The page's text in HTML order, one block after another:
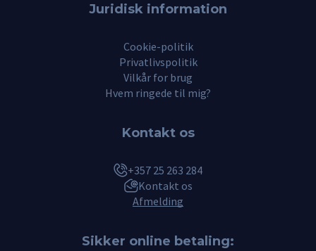
Juridisk information
Cookie-politik
Privatlivspolitik
Vilkår for brug
Hvem ringede til mig?
Kontakt os
+357 25 263 284
Kontakt os
Afmelding
Sikker online betaling: